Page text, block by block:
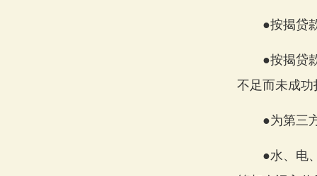
●按揭贷款
●按揭贷款
不足而未成
●为第三方
●水、电、